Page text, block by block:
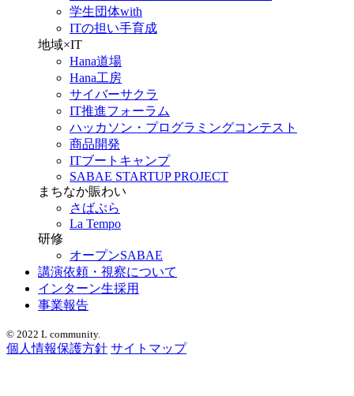
学生団体with
ITの担い手育成
地域×IT
Hana道場
Hana工房
サイバーサクラ
IT推進フォーラム
ハッカソン・プログラミングコンテスト
商品開発
ITブートキャンプ
SABAE STARTUP PROJECT
まちなか賑わい
さばぷら
La Tempo
研修
オープンSABAE
講演依頼・視察について
インターン生採用
事業報告
© 2022 L community.
個人情報保護方針 サイトマップ